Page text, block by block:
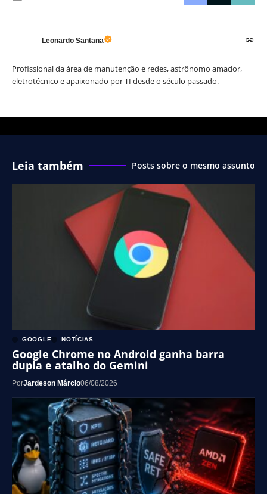
Leonardo Santana
Profissional da área de manutenção e redes, astrônomo amador,
eletrotécnico e apaixonado por TI desde o século passado.
Leia também Posts sobre o mesmo assunto
GOOGLE NOTÍCIAS
Google Chrome no Android ganha barra
dupla e atalho do Gemini
PorJardeson Márcio06/08/2026